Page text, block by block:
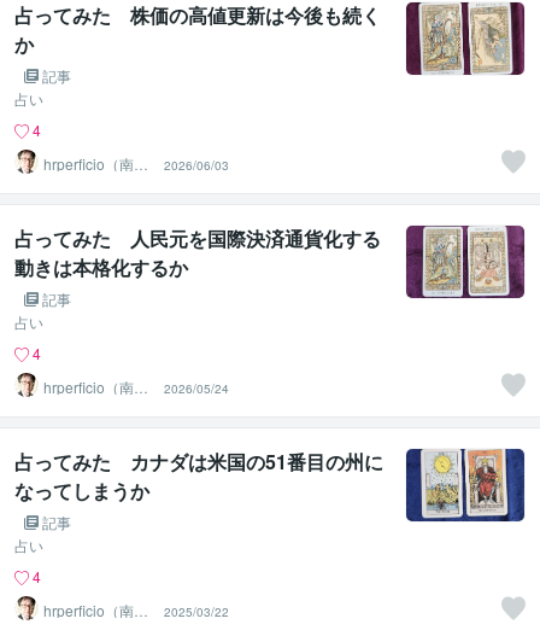
占ってみた 株価の高値更新は今後も続く
か
記事
占い
4
hrperficio（南仙
台の父）
2026/06/03
占ってみた 人民元を国際決済通貨化する
動きは本格化するか
記事
占い
4
hrperficio（南仙
台の父）
2026/05/24
占ってみた カナダは米国の51番目の州に
なってしまうか
記事
占い
4
hrperficio（南仙
台の父）
2025/03/22